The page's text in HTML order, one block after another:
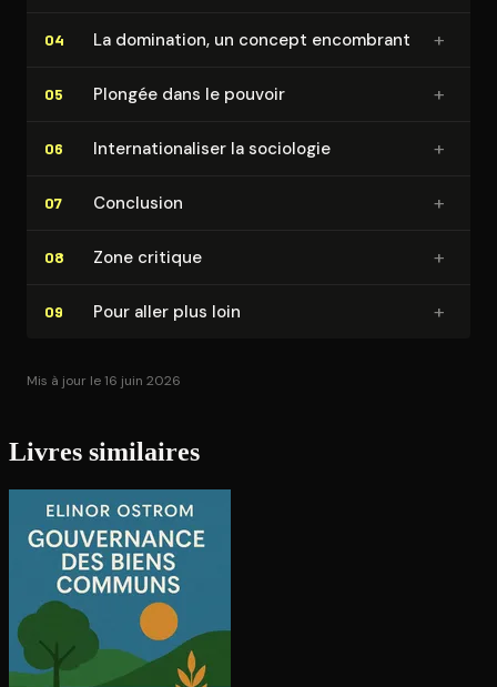
04 La domination, un concept encombrant +
05 Plongée dans le pouvoir +
06 In­ter­na­tio­na­li­ser la sociologie +
07 Conclusion +
08 Zone critique +
09 Pour aller plus loin +
Mis à jour le 16 juin 2026
Livres similaires